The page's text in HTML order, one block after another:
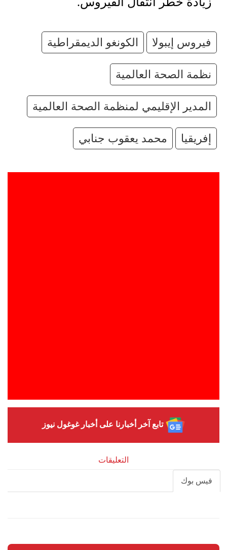
فيروس إيبولا الكونغو الديمقراطية
نظمة الصحة العالمية
المدير الإقليمي لمنظمة الصحة العالمية
إفريقيا محمد يعقوب جنابي
تابع آخر أخبارنا على أخبار غوغول نيوز
التعليقات
فيس بوك